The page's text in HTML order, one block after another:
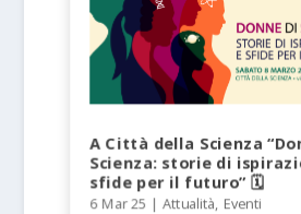
A Città della Scienza
Scienza: storie di
sfide per il futuro” 🗓
6 Mar 25 |Attualità, Eventi